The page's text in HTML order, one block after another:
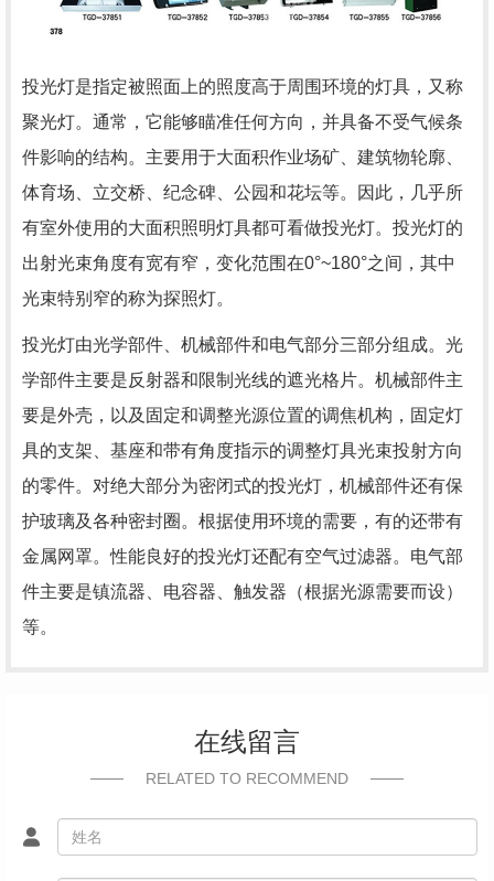
投光灯是指定被照面上的照度高于周围环境的灯具，又称
聚光灯。通常，它能够瞄准任何方向，并具备不受气候条
件影响的结构。主要用于大面积作业场矿、建筑物轮廓、
体育场、立交桥、纪念碑、公园和花坛等。因此，几乎所
有室外使用的大面积照明灯具都可看做投光灯。投光灯的
出射光束角度有宽有窄，变化范围在0°~180°之间，其中
光束特别窄的称为探照灯。
投光灯由光学部件、机械部件和电气部分三部分组成。光
学部件主要是反射器和限制光线的遮光格片。机械部件主
要是外壳，以及固定和调整光源位置的调焦机构，固定灯
具的支架、基座和带有角度指示的调整灯具光束投射方向
的零件。对绝大部分为密闭式的投光灯，机械部件还有保
护玻璃及各种密封圈。根据使用环境的需要，有的还带有
金属网罩。性能良好的投光灯还配有空气过滤器。电气部
件主要是镇流器、电容器、触发器（根据光源需要而设）
等。
在线留言
RELATED TO RECOMMEND